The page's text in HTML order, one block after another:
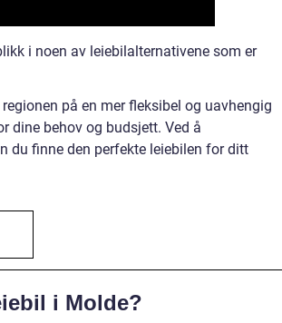
i noen av leiebilalternativene som er
på en mer fleksibel og uavhengig
dine behov og budsjett. Ved å
du finne den perfekte leiebilen for ditt
i Molde?